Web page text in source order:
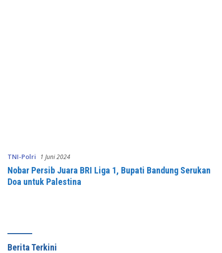
TNI-Polri 1 Juni 2024
Nobar Persib Juara BRI Liga 1, Bupati Bandung Serukan
Doa untuk Palestina
Berita Terkini